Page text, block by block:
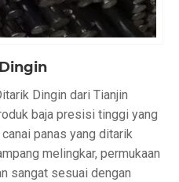
Dingin dari Tianjin
baja presisi tinggi yang
panas yang ditarik
melingkar, permukaan
sangat sesuai dengan